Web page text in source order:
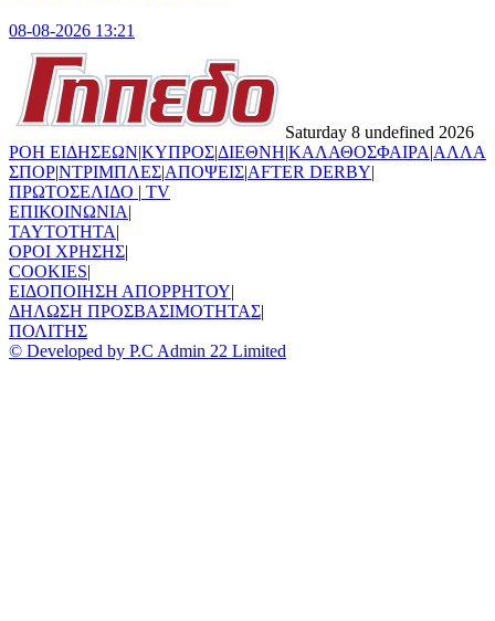
08-08-2026 13:21
Saturday 8 undefined 2026
ΡΟΗ ΕΙΔΗΣΕΩΝ|ΚΥΠΡΟΣ|ΔΙΕΘΝΗ|ΚΑΛΑΘΟΣΦΑΙΡΑ|ΑΛΛΑ
ΣΠΟΡ|ΝΤΡΙΜΠΛΕΣ|ΑΠΟΨΕΙΣ|AFTER DERBY|
ΠΡΩΤΟΣΕΛΙΔΟ | TV
ΕΠΙΚΟΙΝΩΝΙΑ|
TAYTOTHTA|
ΟΡΟΙ ΧΡΗΣΗΣ|
COOKIES|
ΕΙΔΟΠΟΙΗΣΗ ΑΠΟΡΡΗΤΟΥ|
ΔΗΛΩΣΗ ΠΡΟΣΒΑΣΙΜΟΤΗΤΑΣ|
ΠΟΛΙΤΗΣ
© Developed by P.C Admin 22 Limited